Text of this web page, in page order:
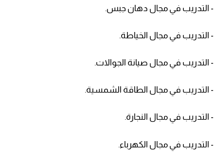
- التدريب في مجال دهان جبس.
- التدريب في مجال الخياطة.
- التدريب في مجال صيانة الجوالات.
- التدريب في مجال الطاقة الشمسية.
- التدريب في مجال النجارة.
- التدريب في مجال الكهرباء.